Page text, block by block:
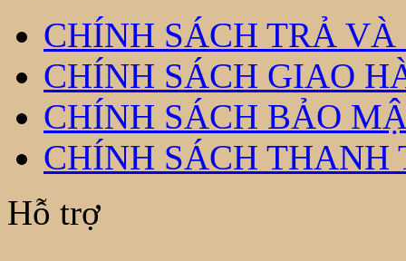
CHÍNH SÁCH TRẢ
CHÍNH SÁCH GIAO
CHÍNH SÁCH BẢO
CHÍNH SÁCH THANH
Hỗ trợ